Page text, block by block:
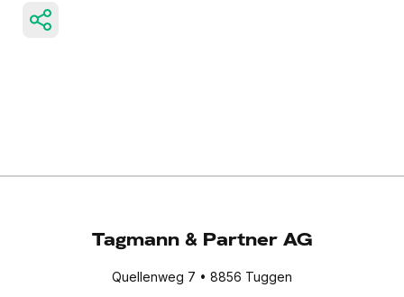
Tagmann & Partner AG
Quellenweg 7 • 8856 Tuggen